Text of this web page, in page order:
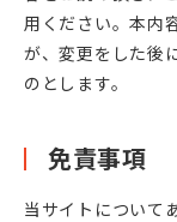
用ください。本内
が、変更をした後
のとします。
免責事項
当サイトについて